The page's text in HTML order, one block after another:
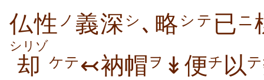
仏性 ノ 義深 シ ､略 シテ 已 ニ
却
シリゾ
ケテ ↢衲帽 ヲ ↡便チ 以テ